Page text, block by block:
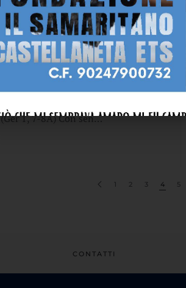
11 SETTEMBRE 2024
AMMISSIONE AGLI ORDINI
SACRI DEL SEMINARISTA
ALESSIO CALDARARO
(Ger 1, 7-8A) Con sen…
1 2 3 4 5
CONTATTI